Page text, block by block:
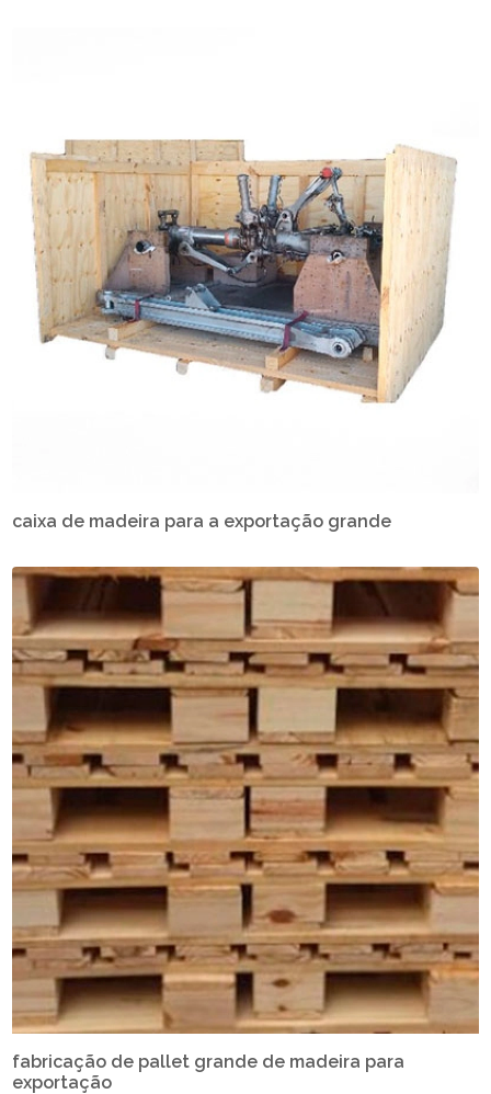
caixa de madeira para a exportação grande
fabricação de pallet grande de madeira para
exportação